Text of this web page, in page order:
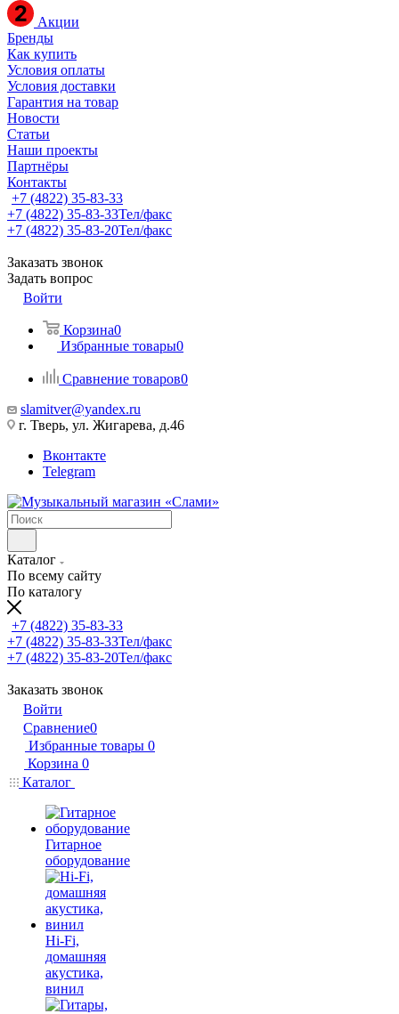
Акции
Бренды
Как купить
Условия оплаты
Условия доставки
Гарантия на товар
Новости
Статьи
Наши проекты
Партнёры
Контакты
+7 (4822) 35-83-33
+7 (4822) 35-83-33Тел/факс
+7 (4822) 35-83-20Тел/факс
Заказать звонок
Задать вопрос
Войти
Корзина0
Избранные товары0
Сравнение товаров0
slamitver@yandex.ru
г. Тверь, ул. Жигарева, д.46
Вконтакте
Telegram
Каталог
По всему сайту
По каталогу
+7 (4822) 35-83-33
+7 (4822) 35-83-33Тел/факс
+7 (4822) 35-83-20Тел/факс
Заказать звонок
Войти
Сравнение0
Избранные товары 0
Корзина 0
Каталог
Гитарное
оборудование
Hi-Fi,
домашняя
акустика,
винил